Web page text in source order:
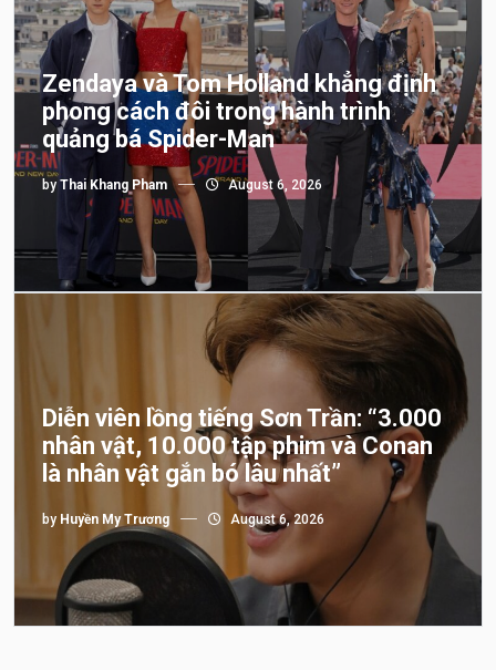
Zendaya và Tom Holland khẳng định
phong cách đôi trong hành trình
quảng bá Spider-Man
by Thai Khang Pham August 6, 2026
Diễn viên lồng tiếng Sơn Trần: “3.000
nhân vật, 10.000 tập phim và Conan
là nhân vật gắn bó lâu nhất”
by Huyền My Trương August 6, 2026